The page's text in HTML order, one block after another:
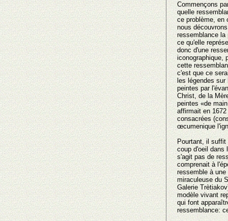
Commençons
quelle
ce problème, en
nous
ressemblance la
ce qu'elle
donc d'une
iconographique,
cette
c'est que ce
les légendes sur
peintes par
Christ, de la
peintes «de
affirmait en
consacrées
œcumenique
Pourtant, il suffit
cοup d'oeil dans
s'agit pas de
comprenait à
ressemble à
miraculeuse du
Galerie
modèle vivant
qui font
ressemblance: